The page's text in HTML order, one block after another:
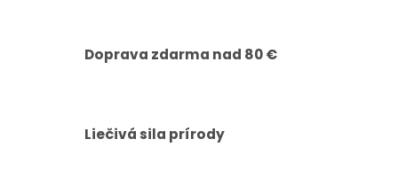
Doprava zdarma nad 80 €
Liečivá sila prírody